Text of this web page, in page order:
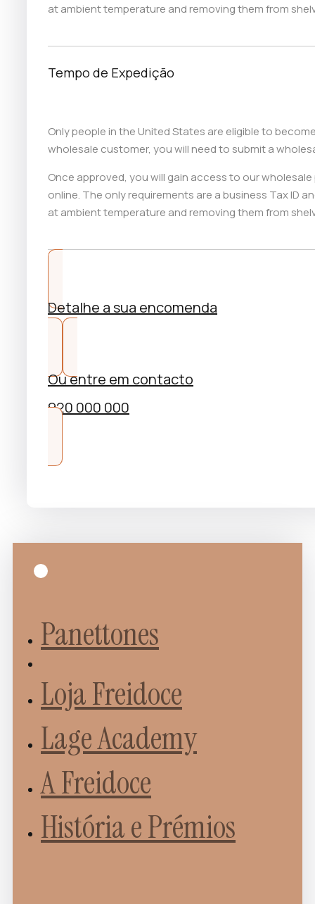
at ambient temperature and removing them from
Tempo de Expedição
Only people in the United States are eligible to
wholesale customer, you will need to submit a
Once approved, you will gain access to our
online. The only requirements are a business Tax ID
at ambient temperature and removing them from
Detalhe a sua encomenda
Ou entre em contacto
920 000 000
Panettones
Loja Freidoce
Lage Academy
A Freidoce
História e Prémios